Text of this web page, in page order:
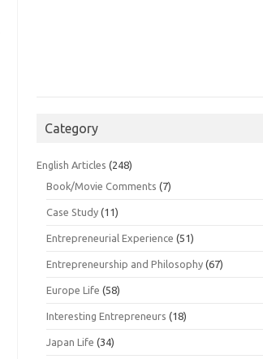
Category
English Articles (248)
Book/Movie Comments (7)
Case Study (11)
Entrepreneurial Experience (51)
Entrepreneurship and Philosophy (67)
Europe Life (58)
Interesting Entrepreneurs (18)
Japan Life (34)